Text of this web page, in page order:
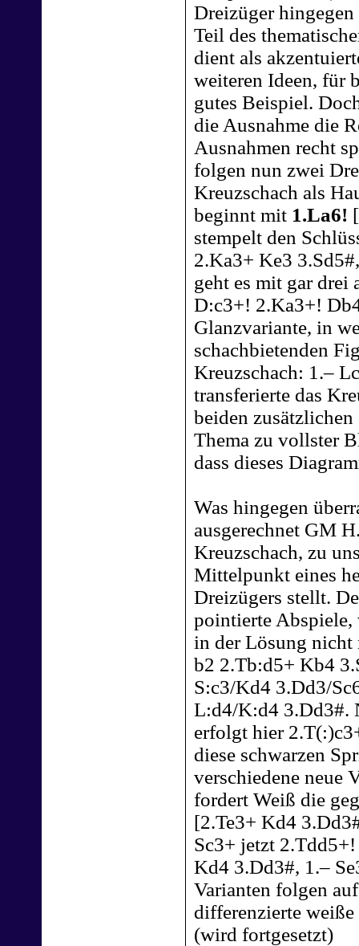
Dreizüger hingegen
Teil des
dient als
weiteren Ideen, für
gutes Beispiel.
die Ausnahme die
Ausnahmen recht
folgen nun zwei
Kreuzschach als
beginnt mit 1.La6!
stempelt den
2.Ka3+ Ke3
geht es mit gar drei
D:c3+! 2.Ka3+!
Glanzvariante, in
schachbietenden
Kreuzschach: 1.–
transferierte das
beiden zusätzlichen
Thema zu vollster
dass dieses
Was hingegen
ausgerechnet GM
Kreuzschach, zu
Mittelpunkt eines
Dreizügers stellt.
pointierte Abspiele,
in der Lösung nicht
b2 2.Tb:d5+ Kb4
S:c3/Kd4 3.Dd3/
L:d4/K:d4 3.Dd3#.
erfolgt hier
diese schwarzen
verschiedene neue
fordert Weiß die
[2.Te3+ Kd4
Sc3+ jetzt
Kd4 3.Dd3#, 1.–
Varianten folgen
differenzierte
(wird fortgesetzt)